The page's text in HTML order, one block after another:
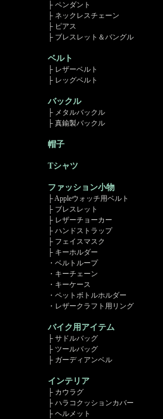
├ ペンダント
├ ネックレスチェーン
├ ピアス
├ ブレスレット＆バングル
ベルト
├ レザーベルト
├ レッグベルト
バックル
├ メタルバックル
├ 真鍮製バックル
帽子
Tシャツ
ファッション小物
├ Appleウォッチ用ベルト
├ ブレスレット
├ レザーチョーカー
├ ハンドストラップ
├ フェイスマスク
├ キーホルダー
・ベルトループ
・キーチェーン
・キーケース
・ペットボトルホルダー
・レザークラフト用リング
バイク用アイテム
├ サドルバッグ
├ ツールバッグ
├ ガーディアンベル
インテリア
├ カウラグ
├ ハラコクッションカバー
├ ヘルメット